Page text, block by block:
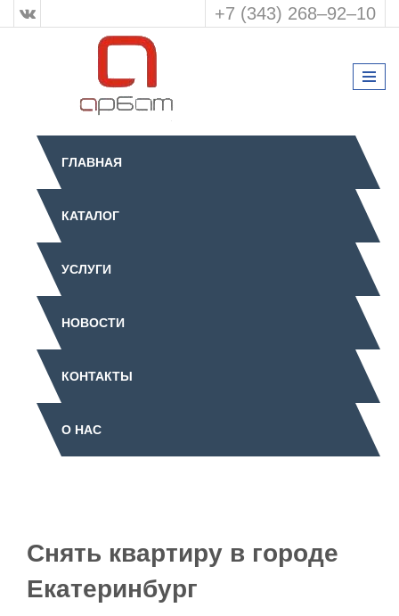
+7 (343) 268‒92‒10
ГЛАВНАЯ
КАТАЛОГ
УСЛУГИ
НОВОСТИ
КОНТАКТЫ
О НАС
Снять квартиру в городе
Екатеринбург